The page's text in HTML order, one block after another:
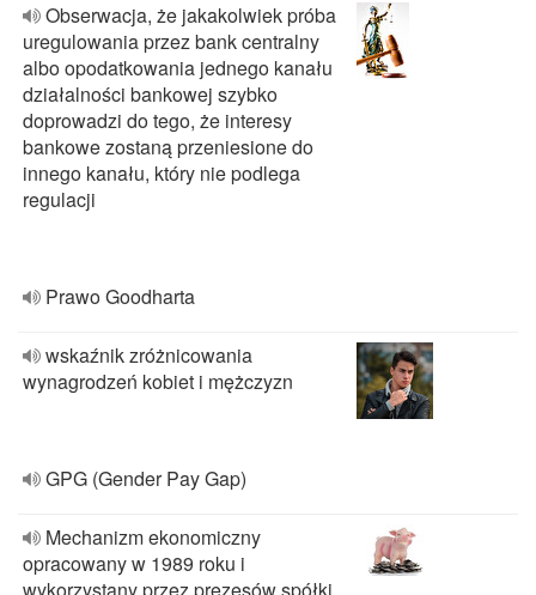
Obserwacja, że jakakolwiek próba
uregulowania przez bank centralny
albo opodatkowania jednego kanału
działalności bankowej szybko
doprowadzi do tego, że interesy
bankowe zostaną przeniesione do
innego kanału, który nie podlega
regulacji
Prawo Goodharta
wskaźnik zróżnicowania
wynagrodzeń kobiet i mężczyzn
GPG (Gender Pay Gap)
Mechanizm ekonomiczny
opracowany w 1989 roku i